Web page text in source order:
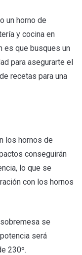
un horno de
y cocina en
es que busques un
para asegurarte el
recetas para una
los hornos de
conseguirán
lo que se
con los hornos
se
será
230º.